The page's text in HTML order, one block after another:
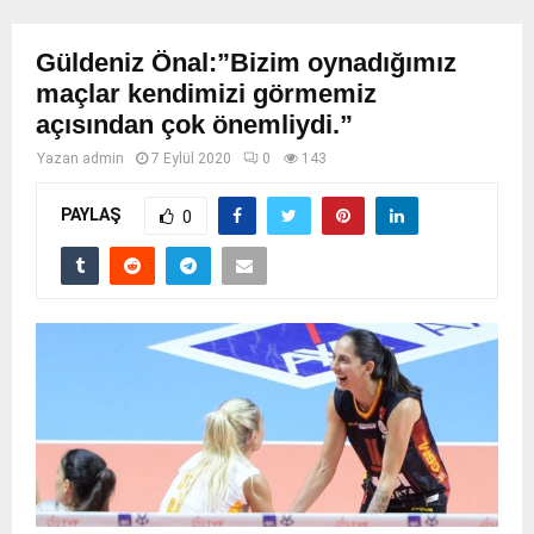
Güldeniz Önal:”Bizim oynadığımız
maçlar kendimizi görmemiz
açısından çok önemliydi.”
Yazan admin 7 Eylül 2020 0 143
PAYLAŞ 0